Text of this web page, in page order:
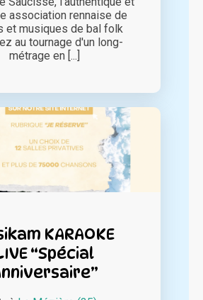
association rennaise de
et musiques de bal folk
au tournage d'un long-
métrage en [...]
KARAOKE
“Spécial